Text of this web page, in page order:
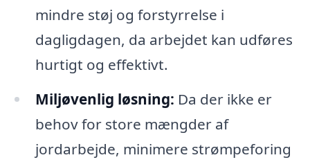
mindre støj og forstyrrelse i
dagligdagen, da arbejdet kan udføres
hurtigt og effektivt.
Miljøvenlig løsning: Da der ikke er
behov for store mængder af
jordarbejde, minimere strømpeforing